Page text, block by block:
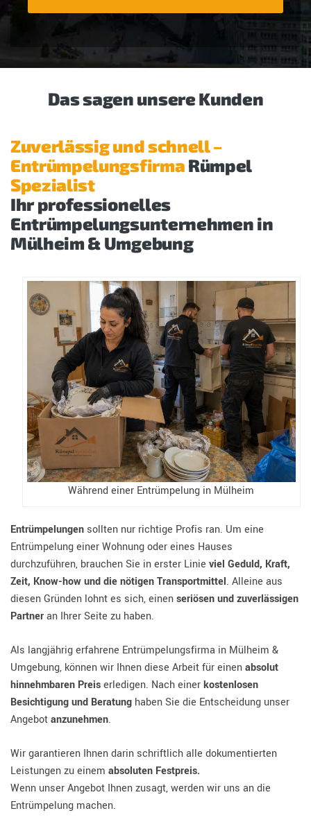
Das sagen unsere Kunden
Zuverlässig und schnell –
Entrümpelungsfirma Rümpel
Spezialist
Ihr professionelles
Entrümpelungsunternehmen in
Mülheim & Umgebung
Während einer Entrümpelung in Mülheim
Entrümpelungen sollten nur richtige Profis ran. Um eine
Entrümpelung einer Wohnung oder eines Hauses
durchzuführen, brauchen Sie in erster Linie viel Geduld, Kraft,
Zeit, Know-how und die nötigen Transportmittel. Alleine aus
diesen Gründen lohnt es sich, einenseriösen und zuverlässigen
Partneran Ihrer Seite zu haben.
Als langjährig erfahrene Entrümpelungsfirma in Mülheim &
Umgebung, können wir Ihnen diese Arbeit für einenabsolut
hinnehmbaren Preiserledigen. Nach einerkostenlosen
Besichtigung und Beratung haben Sie die Entscheidung unser
Angebotanzunehmen.
Wir garantieren Ihnen darin schriftlich alle dokumentierten
Leistungen zu einem absoluten Festpreis.
Wenn unser Angebot Ihnen zusagt, werden wir uns an die
Entrümpelung machen.